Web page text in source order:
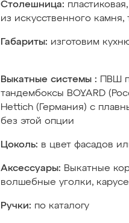
Столешница:
из искусственного
Габариты: изготовим
Выкатные системы :
ПВШ
тандембоксы BOYARD
Hettich (Германия) с
без этой опции
Цоколь: в цвет фасадов
Аксессуары: Выкатные
волшебные уголки,
Ручки: по каталогу